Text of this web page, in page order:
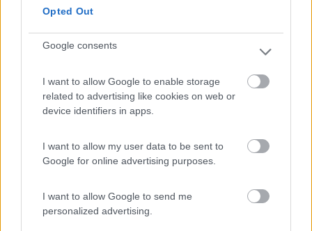
Opted Out
Google consents
I want to allow Google to enable storage
related to advertising like cookies on web or
device identifiers in apps.
I want to allow my user data to be sent to
Google for online advertising purposes.
I want to allow Google to send me
personalized advertising.
Campeggio
Country House Antica Dimora e Camping
8 1